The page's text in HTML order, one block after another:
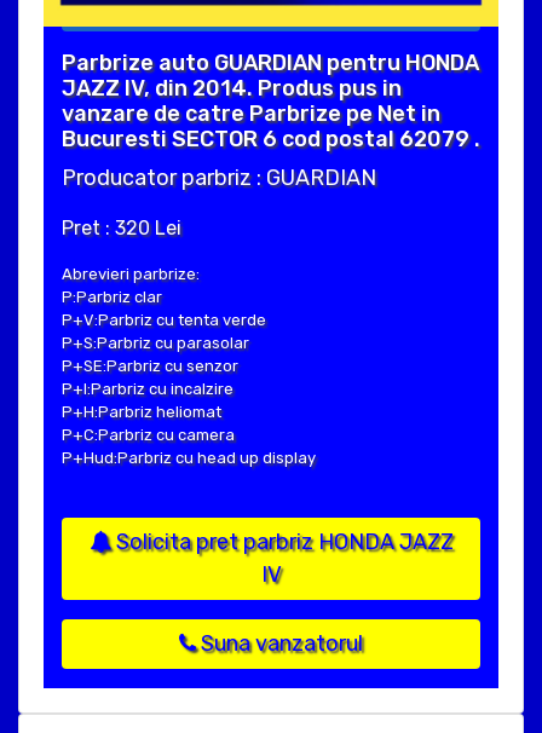
Parbrize auto GUARDIAN pentru HONDA
JAZZ IV, din 2014. Produs pus in
vanzare de catre Parbrize pe Net in
Bucuresti SECTOR 6 cod postal 62079 .
Producator parbriz : GUARDIAN
Pret : 320 Lei
Abrevieri parbrize:
P:Parbriz clar
P+V:Parbriz cu tenta verde
P+S:Parbriz cu parasolar
P+SE:Parbriz cu senzor
P+I:Parbriz cu incalzire
P+H:Parbriz heliomat
P+C:Parbriz cu camera
P+Hud:Parbriz cu head up display
Solicita pret parbriz HONDA JAZZ
IV
Suna vanzatorul